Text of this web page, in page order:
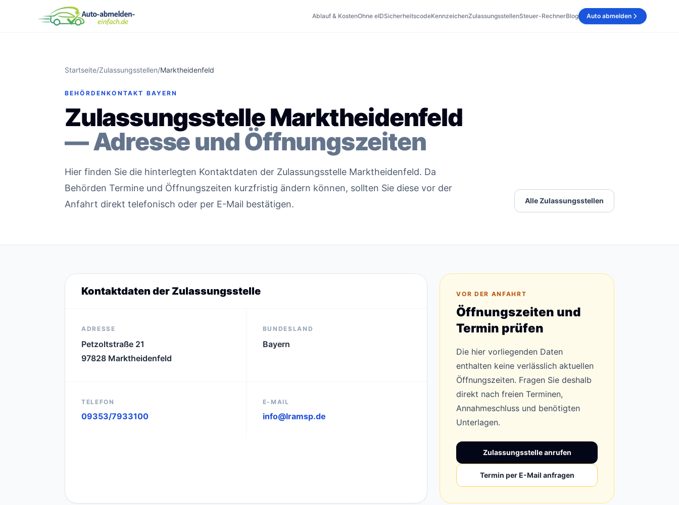
Ablauf & KostenOhne eIDSicherheitscodeKennzeichenZulassungsstellenSteuer-RechnerBlog Auto abmelden
Startseite/Zulassungsstellen/Marktheidenfeld
BEHÖRDENKONTAKT BAYERN
Zulassungsstelle Marktheidenfeld
— Adresse und Öffnungszeiten
Hier finden Sie die hinterlegten Kontaktdaten der Zulassungsstelle Marktheidenfeld. Da
Behörden Termine und Öffnungszeiten kurzfristig ändern können, sollten Sie diese vor der
Anfahrt direkt telefonisch oder per E-Mail bestätigen.
Alle Zulassungsstellen
Kontaktdaten der Zulassungsstelle
ADRESSE
Petzoltstraße 21
97828 Marktheidenfeld
BUNDESLAND
Bayern
TELEFON
09353/7933100
E-MAIL
info@lramsp.de
VOR DER ANFAHRT
Öffnungszeiten und
Termin prüfen
Die hier vorliegenden Daten
enthalten keine verlässlich aktuellen
Öffnungszeiten. Fragen Sie deshalb
direkt nach freien Terminen,
Annahmeschluss und benötigten
Unterlagen.
Zulassungsstelle anrufen
Termin per E-Mail anfragen